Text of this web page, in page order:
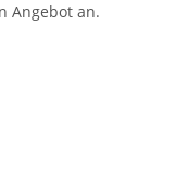
Angebot an.